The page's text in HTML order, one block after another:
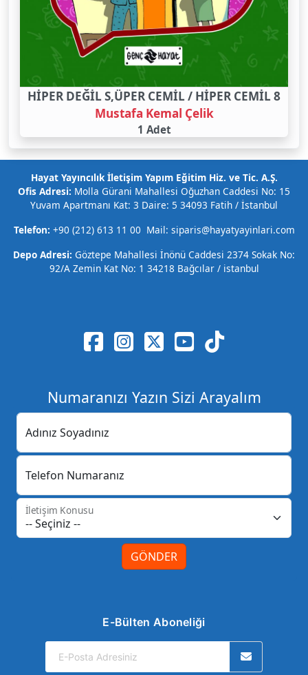
HİPER DEĞİL S,ÜPER CEMİL / HİPER CEMİL 8
Mustafa Kemal Çelik
1 Adet
Hayat Yayıncılık İletişim Yapım Eğitim Hiz. ve Tic. A.Ş.
Ofis Adresi: Molla Gürani Mahallesi Oğuzhan Caddesi No: 15
Yuvam Apartmanı Kat: 3 Daire: 5 34093 Fatih / İstanbul
Telefon: +90 (212) 613 11 00 Mail: siparis@hayatyayinlari.com
Depo Adresi: Göztepe Mahallesi İnönü Caddesi 2374 Sokak No:
92/A Zemin Kat No: 1 34218 Bağcılar / istanbul
Numaranızı Yazın Sizi Arayalım
Adınız Soyadınız
Telefon Numaranız
İletişim Konusu
GÖNDER
E-Bülten Aboneliği